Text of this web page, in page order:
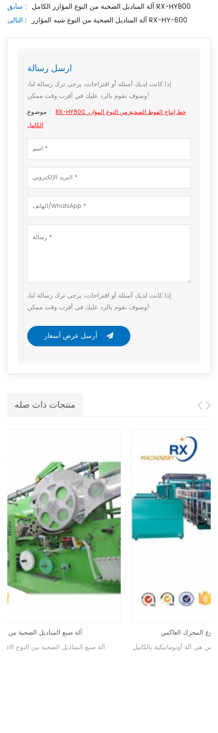
سابق :
آلة المناديل الصحية من النوع المؤازر الكامل RX-HY800
التالى :
آلة المناديل الصحية من النوع شبه المؤازر RX-HY-600
ارسل رسالة
إذا كانت لديك أسئلة أو اقتراحات، يرجى ترك رسالة لنا،
وسوف نقوم بالرد عليك في أقرب وقت ممكن!
موضوع : RX-HY800 خط إنتاج الفوط الصحية من النوع المؤازر
الكامل
إذا كانت لديك أسئلة أو اقتراحات، يرجى ترك رسالة لنا،
وسوف نقوم بالرد عليك في أقرب وقت ممكن!
منتجات ذات صله
آلة تصنيع المناديل الصحية من نوع المحرك العاكس